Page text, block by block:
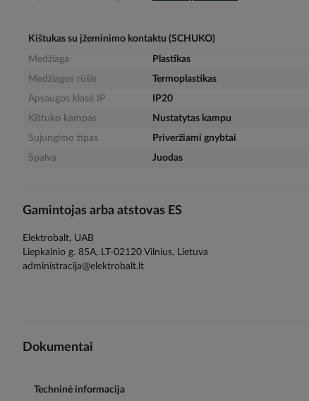
Kištukas su įžeminimo kontaktu (SCHUKO)
Medžiaga
Plastikas
Medžiagos rūšis
Termoplastikas
Apsaugos klasė IP
IP20
Kištuko kampas
Nustatytas kampu
Sujungimo tipas
Priveržiami gnybtai
Spalva
Juodas
Gamintojas arba atstovas ES
Elektrobalt, UAB
Liepkalnio g. 85A, LT-02120 Vilnius, Lietuva
administracija@elektrobalt.lt
Dokumentai
Techninė informacija